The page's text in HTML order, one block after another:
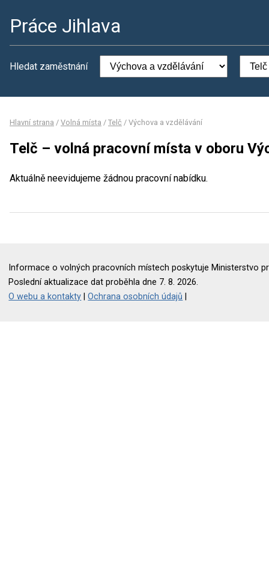
Práce Jihlava
Hledat zaměstnání
Hlavní strana / Volná místa / Telč / Výchova a vzdělávání
Telč – volná pracovní místa v oboru
Aktuálně neevidujeme žádnou pracovní nabídku.
Informace o volných pracovních místech poskytuje Ministerstvo
Poslední aktualizace dat proběhla dne 7. 8. 2026.
O webu a kontakty |Ochrana osobních údajů